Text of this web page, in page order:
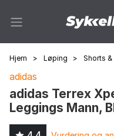
Hjem > Løping > Shorts
adidas
adidas Terrex
Leggings Mann,